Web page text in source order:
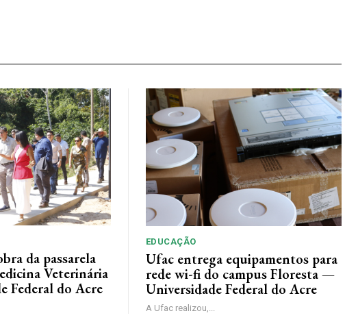
da passarela
Veterinária
Federal do Acre
EDUCAÇÃO
Ufac entrega equipamentos para
rede wi-fi do campus Floresta —
Universidade Federal do Acre
A Ufac realizou,...